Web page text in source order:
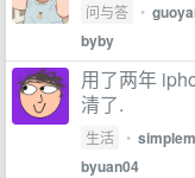
问与答 •
byby
用了两年
清了.
生活 •
byuan04